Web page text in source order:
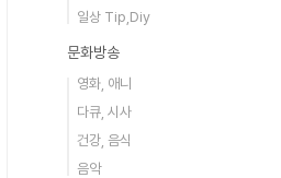
일상 Tip,Diy
문화방송
영화, 애니
다큐, 시사
건강, 음식
음악